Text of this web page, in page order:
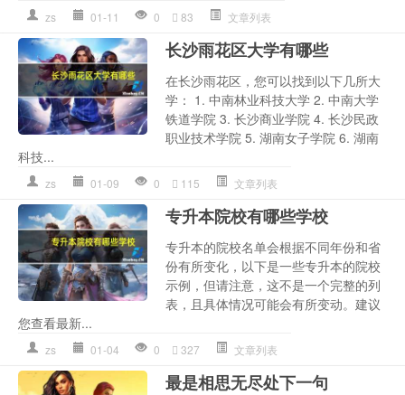
zs 01-11 0 83 文章列表
长沙雨花区大学有哪些
在长沙雨花区，您可以找到以下几所大
学： 1. 中南林业科技大学 2. 中南大学
铁道学院 3. 长沙商业学院 4. 长沙民政
职业技术学院 5. 湖南女子学院 6. 湖南
科技...
zs 01-09 0 115 文章列表
专升本院校有哪些学校
专升本的院校名单会根据不同年份和省
份有所变化，以下是一些专升本的院校
示例，但请注意，这不是一个完整的列
表，且具体情况可能会有所变动。建议
您查看最新...
zs 01-04 0 327 文章列表
最是相思无尽处下一句